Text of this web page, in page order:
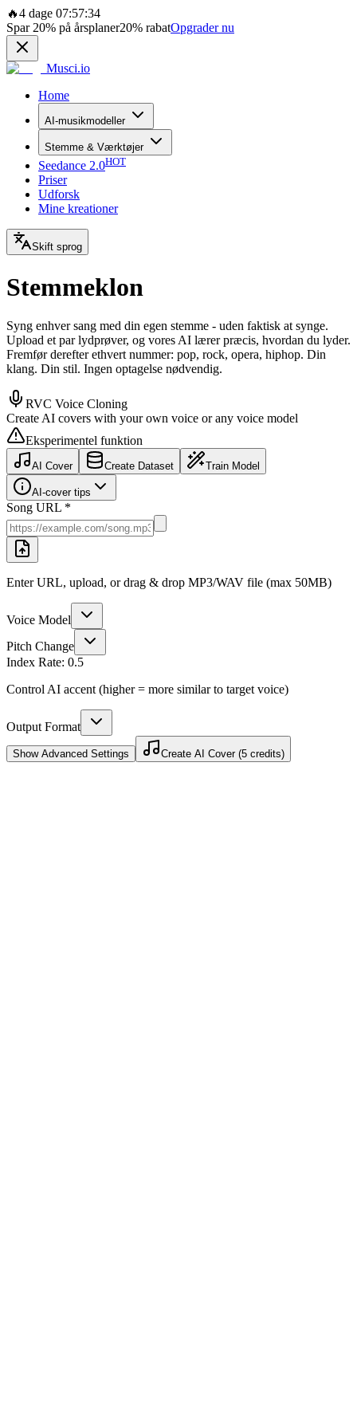
🔥4 dage 07:57:34
Spar 20% på årsplaner20% rabatOpgrader nu
Musci.io
Home
AI-musikmodeller
Stemme & Værktøjer
Seedance 2.0HOT
Priser
Udforsk
Mine kreationer
Skift sprog
Stemmeklon
Syng enhver sang med din egen stemme - uden faktisk at synge.
Upload et par lydprøver, og vores AI lærer præcis, hvordan du lyder.
Fremfør derefter ethvert nummer: pop, rock, opera, hiphop. Din
klang. Din stil. Ingen optagelse nødvendig.
RVC Voice Cloning
Create AI covers with your own voice or any voice model
Eksperimentel funktion
AI Cover Create Dataset Train Model
AI-cover tips
Song URL *
Enter URL, upload, or drag & drop MP3/WAV file (max 50MB)
Voice Model
Pitch Change
Index Rate: 0.5
Control AI accent (higher = more similar to target voice)
Output Format
ShowAdvanced Settings Create AI Cover (5 credits)